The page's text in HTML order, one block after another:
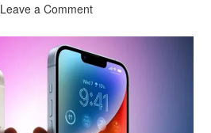
Leave a Comment